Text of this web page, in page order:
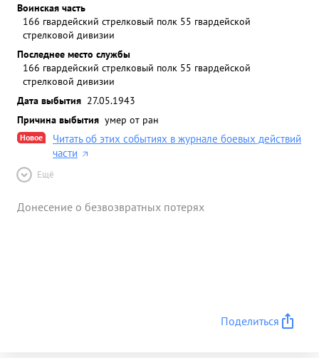
Воинская часть
166 гвардейский стрелковый полк 55 гвардейской
стрелковой дивизии
Последнее место службы
166 гвардейский стрелковый полк 55 гвардейской
стрелковой дивизии
Дата выбытия 27.05.1943
Причина выбытия умер от ран
Новое
Читать об этих событиях в журнале боевых действий
части
Ещё
Донесение о безвозвратных потерях
Поделиться